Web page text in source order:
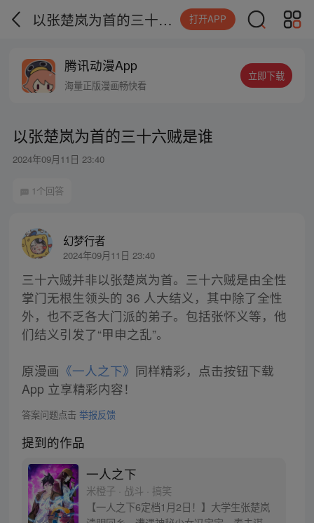
以张楚岚为首的三十六贼是谁 打开APP
腾讯动漫App
海量正版漫画畅快看
立即下载
以张楚岚为首的三十六贼是谁
2024年09月11日 23:40
1个回答
幻梦行者
2024年09月11日 23:40
三十六贼并非以张楚岚为首。三十六贼是由全性
掌门无根生领头的 36 人大结义，其中除了全性
外，也不乏各大门派的弟子。包括张怀义等，他
们结义引发了“甲申之乱”。
原漫画 《一人之下》 同样精彩，点击按钮下载
App 立享精彩内容！
答案问题点击 举报反馈
提到的作品
一人之下
米橙子 · 战斗 · 搞笑
【一人之下6定档1月2日！】大学生张楚岚